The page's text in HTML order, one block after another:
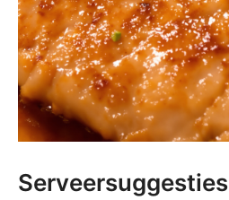
Serveersuggesties